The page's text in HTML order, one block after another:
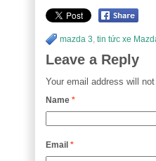
mazda 3, tin tức xe
Leave a Reply
Your email address will
Name *
Email *